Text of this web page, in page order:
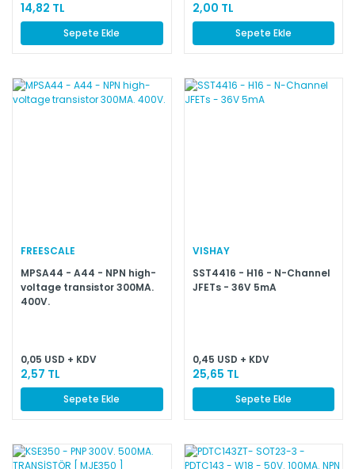
14,82 TL
Sepete Ekle
2,00 TL
Sepete Ekle
FREESCALE
MPSA44 - A44 - NPN high-
voltage transistor 300MA.
400V.
0,05 USD + KDV
2,57 TL
Sepete Ekle
VISHAY
SST4416 - H16 - N-Channel
JFETs - 36V 5mA
0,45 USD + KDV
25,65 TL
Sepete Ekle